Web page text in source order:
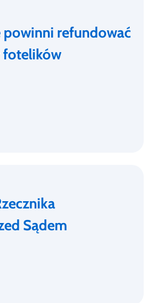
powinni refundować
fotelików
Sądem